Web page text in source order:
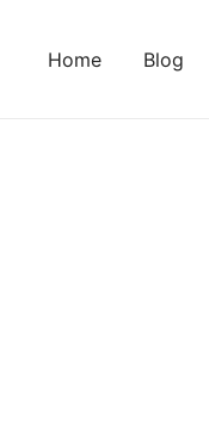
Home Blog